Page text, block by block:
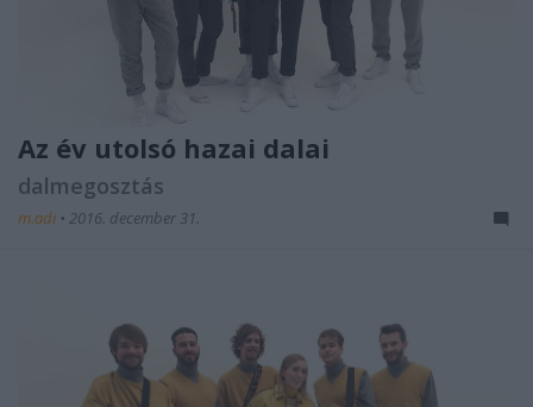
Az év utolsó hazai dalai
dalmegosztás
m.adi • 2016. december 31.